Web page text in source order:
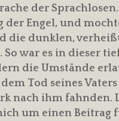
der
Engel, und
die dunklen,
war es in dieser
die Umstände
Tod seines
nach ihm fahnden.
um einen Beitrag